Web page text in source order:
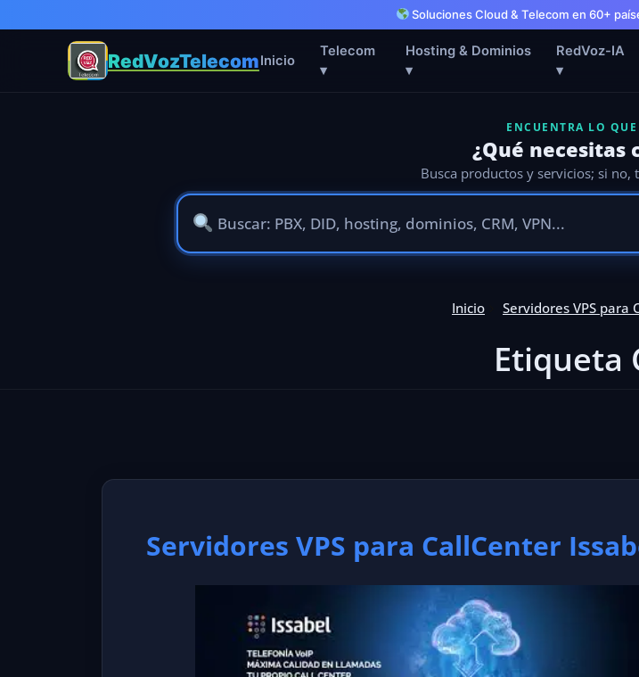
Soluciones Cloud & Telecom en 60+
RedVozTelecomInicio
Telecom
▾
Hosting & Dominios
▾
RedVoz-IA
▾
ENCUENTRA LO QUE
¿Qué necesitas
Busca productos y servicios; si no,
Inicio Servidores VPS para
Etiqueta
Servidores VPS para CallCenter